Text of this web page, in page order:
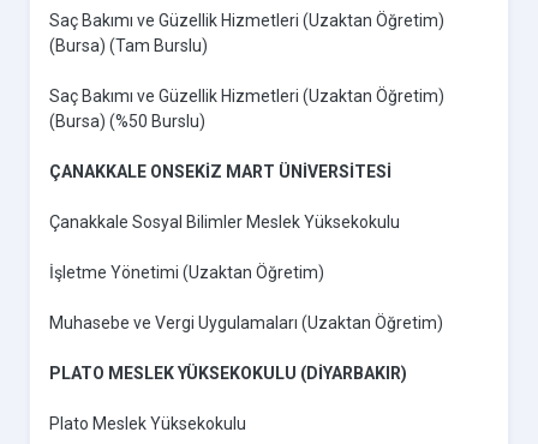
Saç Bakımı ve Güzellik Hizmetleri (Uzaktan Öğretim)
(Bursa) (Tam Burslu)
Saç Bakımı ve Güzellik Hizmetleri (Uzaktan Öğretim)
(Bursa) (%50 Burslu)
ÇANAKKALE ONSEKİZ MART ÜNİVERSİTESİ
Çanakkale Sosyal Bilimler Meslek Yüksekokulu
İşletme Yönetimi (Uzaktan Öğretim)
Muhasebe ve Vergi Uygulamaları (Uzaktan Öğretim)
PLATO MESLEK YÜKSEKOKULU (DİYARBAKIR)
Plato Meslek Yüksekokulu